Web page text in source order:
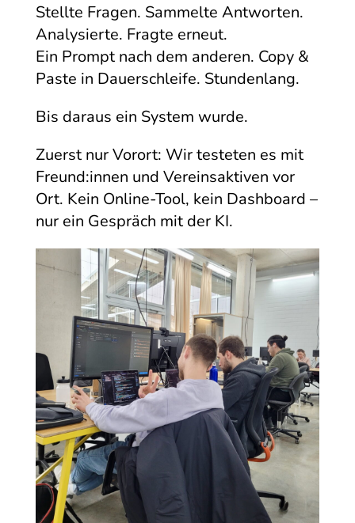
Stellte Fragen. Sammelte Antworten.
Analysierte. Fragte erneut.
Ein Prompt nach dem anderen. Copy &
Paste in Dauerschleife. Stundenlang.
Bis daraus ein System wurde.
Zuerst nur Vorort: Wir testeten es mit
Freund:innen und Vereinsaktiven vor
Ort. Kein Online-Tool, kein Dashboard –
nur ein Gespräch mit der KI.